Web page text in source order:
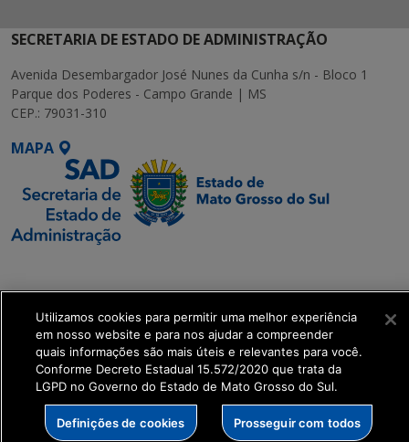
SECRETARIA DE ESTADO DE ADMINISTRAÇÃO
Avenida Desembargador José Nunes da Cunha s/n - Bloco 1
Parque dos Poderes - Campo Grande | MS
CEP.: 79031-310
MAPA
Executiva de
Transformação Digital
get_footer();
Utilizamos cookies para permitir uma melhor experiência
em nosso website e para nos ajudar a compreender
quais informações são mais úteis e relevantes para você.
Conforme Decreto Estadual 15.572/2020 que trata da
LGPD no Governo do Estado de Mato Grosso do Sul.
Definições de cookies Prosseguir com todos